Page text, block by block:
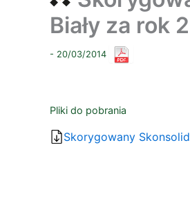
Biały za rok
- 20/03/2014
Pliki do pobrania
Skorygowany